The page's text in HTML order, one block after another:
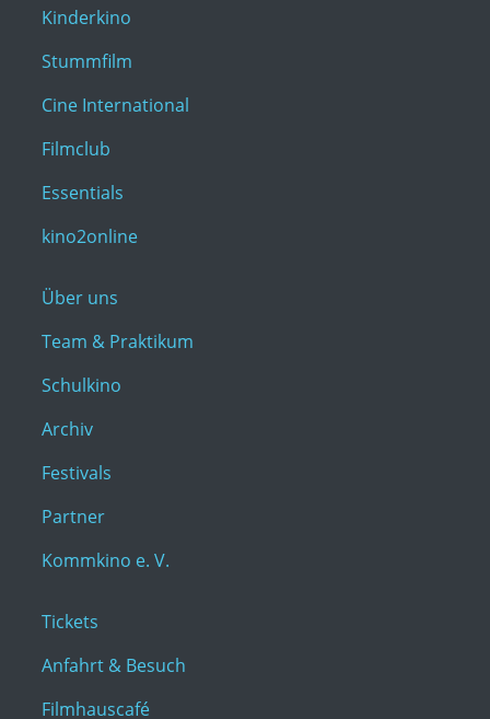
Kinderkino
Stummfilm
Cine International
Filmclub
Essentials
kino2online
Über uns
Team & Praktikum
Schulkino
Archiv
Festivals
Partner
Kommkino e. V.
Tickets
Anfahrt & Besuch
Filmhauscafé